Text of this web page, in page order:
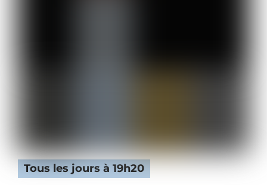
Tous les jours à 19h20